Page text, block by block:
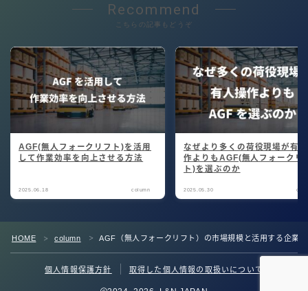
Recommend
こちらの記事もどうぞ
AGF(無人フォークリフト)を活用
して作業効率を向上させる方法
2025.06.18 column
なぜより多くの荷役現場が有
作よりもAGF(無人フォークリ
ト)を選ぶのか
2025.05.30
HOME ＞ column ＞ AGF（無人フォークリフト）の市場規模と活用する企業
個人情報保護方針 取得した個人情報の取扱いについて